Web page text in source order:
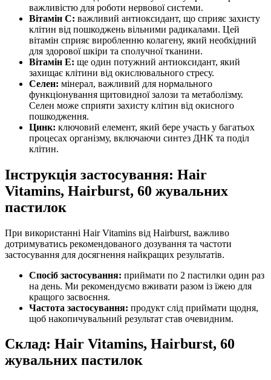
важливістю для роботи нервової системи.
Вітамін C: важливий антиоксидант, що сприяє захисту
клітин від пошкоджень вільними радикалами. Цей
вітамін сприяє виробленню колагену, який необхідний
для здорової шкіри та сполучної тканини.
Вітамін Е: ще один потужний антиоксидант, який
захищає клітини від окислювального стресу.
Селен: мінерал, важливий для нормального
функціонування щитовидної залози та метаболізму.
Селен може сприяти захисту клітин від окисного
пошкодження.
Цинк: ключовий елемент, який бере участь у багатьох
процесах організму, включаючи синтез ДНК та поділ
клітин.
Інструкція застосування: Hair
Vitamins, Hairburst, 60 жувальних
пастилок
При використанні Hair Vitamins від Hairburst, важливо
дотримуватись рекомендованого дозування та частоти
застосування для досягнення найкращих результатів.
Спосіб застосування: приймати по 2 пастилки один раз
на день. Ми рекомендуємо вживати разом із їжею для
кращого засвоєння.
Частота застосування: продукт слід приймати щодня,
щоб накопичувальний результат став очевидним.
Склад: Hair Vitamins, Hairburst, 60
жувальних пастилок